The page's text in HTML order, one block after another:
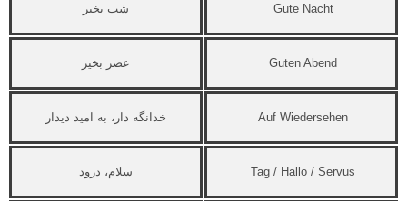
Gute Nacht شب بخیر
Guten Abend عصر بخیر
Auf Wiedersehen خدانگه دار، به امید دیدار
Tag / Hallo / Servus سلام، درود